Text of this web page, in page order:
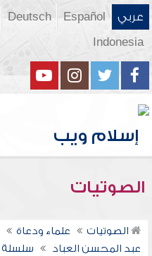
عربي Español
Deutsch
Indonesia
الصوتيات
الصوتيات علماء ودعاة
عبد المحسن العباد
سلسلة